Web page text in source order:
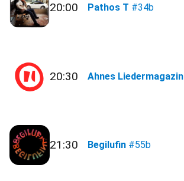
20:00 Pathos T #34b
20:30 Ahnes Liedermagazin
21:30 Begilufin #55b